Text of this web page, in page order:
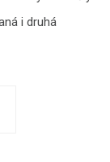
i druhá